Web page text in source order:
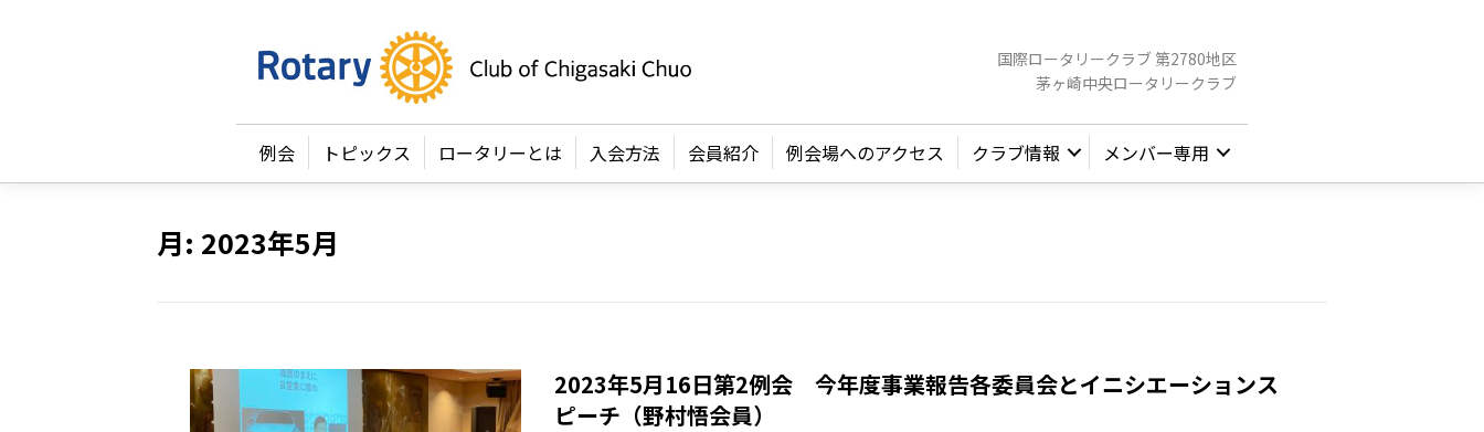
国際ロータリークラブ 第2780地区
茅ヶ崎中央ロータリークラブ
例会 トピックス ロータリーとは 入会方法 会員紹介 例会場へのアクセス クラブ情報 メンバー専用
月: 2023年5月
2023年5月16日第2例会 今年度事業報告各委員会とイニシエーションス
ピーチ（野村悟会員）